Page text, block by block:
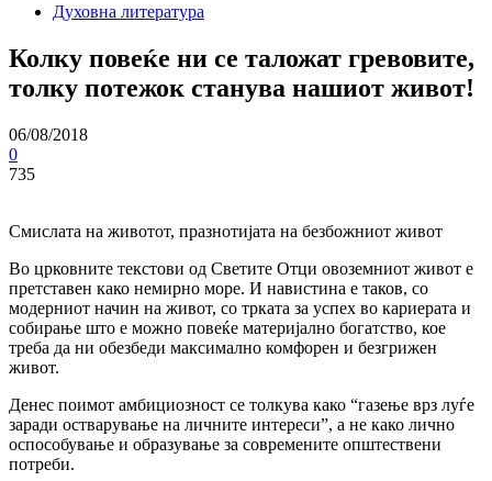
Духовна литература
Колку повеќе ни се таложат гревовите,
толку потежок станува нашиот живот!
06/08/2018
0
735
Смислата на животот, празнотијата на безбожниот живот
Во црковните текстови од Светите Отци овоземниот живот е
претставен како немирно море. И навистина е таков, co
модерниот начин на живот, co трката за успех во кариерата и
собирање што е можно повеќе материјално богатство, кое
треба да ни обезбеди максимално комфорен и безгрижен
живот.
Денес поимот амбициозност се толкува како “газење врз луѓе
заради остварување на личните интереси”, а не како лично
оспособување и образување за современите општествени
потреби.